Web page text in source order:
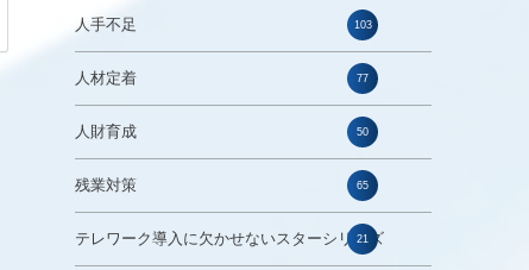
人手不足 103
人材定着 77
人財育成 50
残業対策 65
テレワーク導入に欠かせないスターシリーズ
21